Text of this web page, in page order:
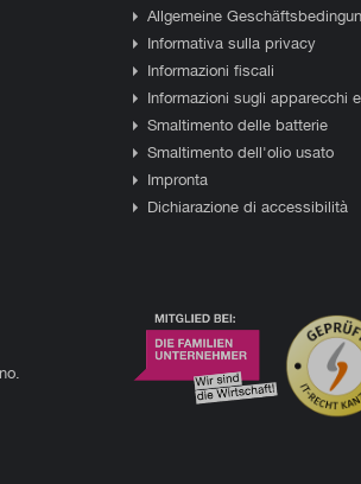
Allgemeine
Informativa sulla privacy
Informazioni fiscali
Informazioni sugli apparecchi
Smaltimento delle batterie
Smaltimento dell'olio usato
Impronta
Dichiarazione di accessibilità